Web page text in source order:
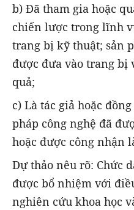
b) Đã tham gia hoặc
chiến lược trong lĩnh
trang bị kỹ thuật; sản
được đưa vào trang bị
quả;
c) Là tác giả hoặc
pháp công nghệ đã
hoặc được công nhận
Dự thảo nêu rõ: Chức
được bổ nhiệm với
nghiên cứu khoa học